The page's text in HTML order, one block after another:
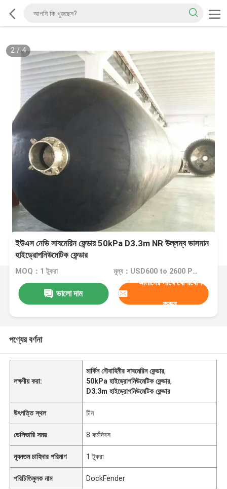
2/4
ইউএস নেভি সাবমেরিন ফেন্ডার 50kPa D3.3m NR উল্লম্ব ভাসমান
হাইড্রোপনিউমেটিক ফেন্ডার
MOQ：1 টুকরা মূল্য：USD600 to 2600 Per Piece
ভালো দাম
আমাদের সাথে যোগাযোগ
করুন
পণ্যের বর্ণনা
লক্ষণীয় করা:
মার্কিন নৌবাহিনীর সাবমেরিন ফেন্ডার,
50kPa হাইড্রোপনিউমেটিক ফেন্ডার,
D3.3m হাইড্রোপনিউমেটিক ফেন্ডার
উৎপত্তি স্থল চীন
ডেলিভারি সময় 8 কর্মদিবস
ন্যূনতম চাহিদার পরিমাণ 1 টুকরা
পরিচিতিমুলক নাম DockFender